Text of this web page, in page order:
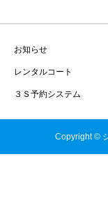
お知らせ
レンタルコート
３Ｓ予約システム
Copyright ©